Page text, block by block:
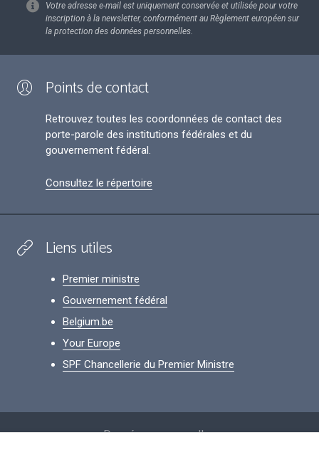
Votre adresse e-mail est uniquement conservée et utilisée pour votre
inscription à la newsletter, conformément au Règlement européen sur
la protection des données personnelles.
Points de contact
Retrouvez toutes les coordonnées de contact des
porte-parole des institutions fédérales et du
gouvernement fédéral.
Consultez le répertoire
Liens utiles
Premier ministre
Gouvernement fédéral
Belgium.be
Your Europe
SPF Chancellerie du Premier Ministre
Données personnelles